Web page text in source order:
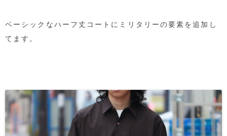
ベーシックなハーフ丈コートにミリタリーの要素を追加し
てます。